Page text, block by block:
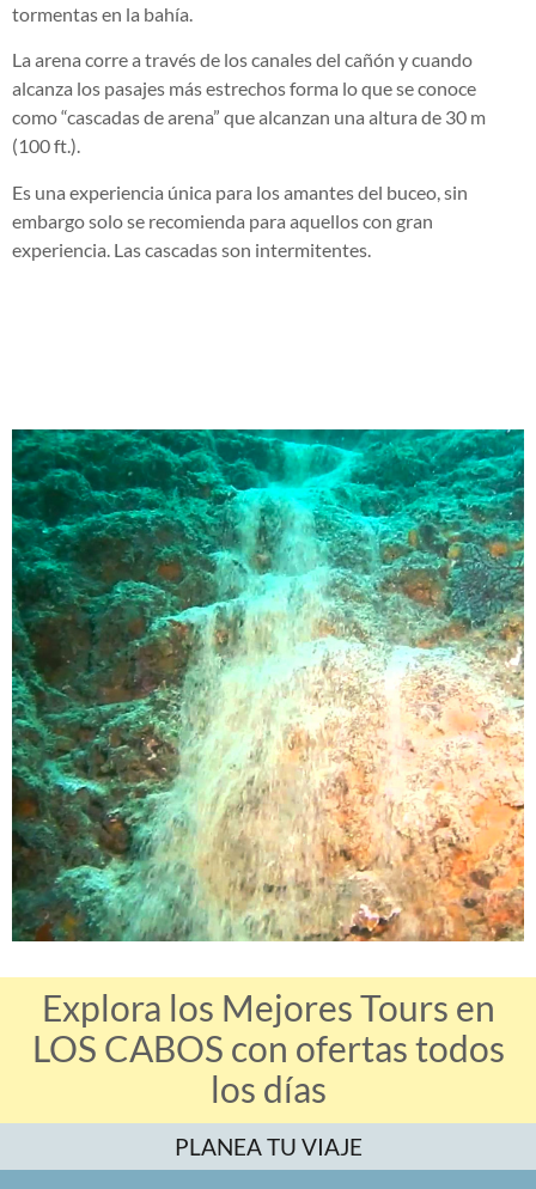
tormentas en la bahía.
La arena corre a través de los canales del cañón y cuando
alcanza los pasajes más estrechos forma lo que se conoce
como “cascadas de arena” que alcanzan una altura de 30 m
(100 ft.).
Es una experiencia única para los amantes del buceo, sin
embargo solo se recomienda para aquellos con gran
experiencia. Las cascadas son intermitentes.
Explora los Mejores Tours en
LOS CABOS con ofertas todos
los días
PLANEA TU VIAJE